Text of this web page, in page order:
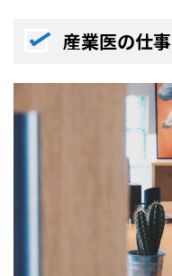
産業医の仕事